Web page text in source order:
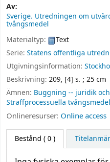
Av:
Sverige. Utredningen om
tvångsmedel
Materialtyp:
Text
Serie: Statens offentliga
Utgivningsinformation:
Beskrivning: 209, [4] s. ; 25 cm
Ämnen: Buggning -- juridik
Straffprocessuella
Onlineresurser: Online access
Bestånd ( 0 )